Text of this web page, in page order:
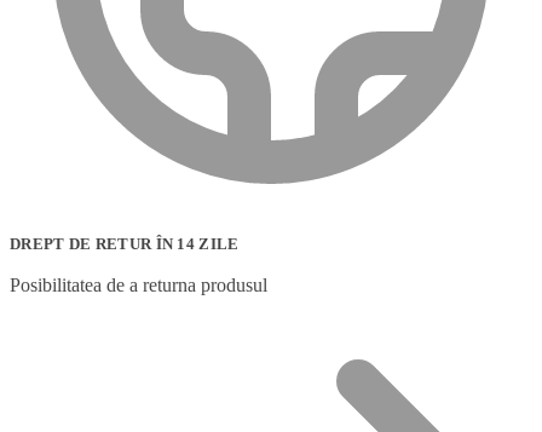
DREPT DE RETUR ÎN 14 ZILE
Posibilitatea de a returna produsul